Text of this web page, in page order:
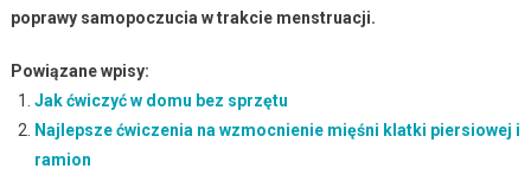
poprawy samopoczucia w trakcie menstruacji.
Powiązane wpisy:
Jak ćwiczyć w domu bez sprzętu
Najlepsze ćwiczenia na wzmocnienie mięśni klatki piersiowej i
ramion